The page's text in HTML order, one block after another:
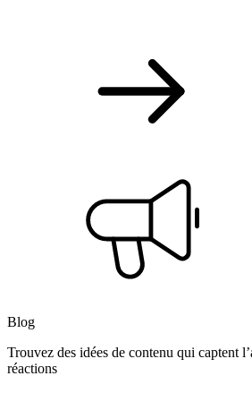
Blog
Trouvez des idées de contenu qui captent
réactions